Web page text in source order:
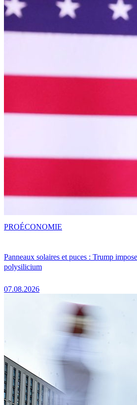
Panneaux solaires et puces : Trump
polysilicium
07.08.2026
PROÉCONOMIE